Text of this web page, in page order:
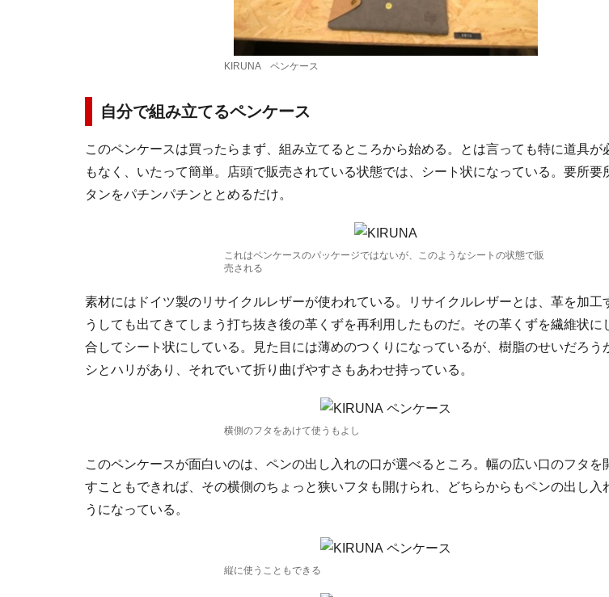
KIRUNA ペンケース
自分で組み立てるペンケース
このペンケースは買ったらまず、組み立てるところから始める。とは言っても特に道具が
もなく、いたって簡単。店頭で販売されている状態では、シート状になっている。要所要
タンをパチンパチンととめるだけ。
これはペンケースのパッケージではないが、このようなシートの状態で販
売される
素材にはドイツ製のリサイクルレザーが使われている。リサイクルレザーとは、革を加工
うしても出てきてしまう打ち抜き後の革くずを再利用したものだ。その革くずを繊維状に
合してシート状にしている。見た目には薄めのつくりになっているが、樹脂のせいだろう
シとハリがあり、それでいて折り曲げやすさもあわせ持っている。
横側のフタをあけて使うもよし
このペンケースが面白いのは、ペンの出し入れの口が選べるところ。幅の広い口のフタを
すこともできれば、その横側のちょっと狭いフタも開けられ、どちらからもペンの出し入
うになっている。
縦に使うこともできる